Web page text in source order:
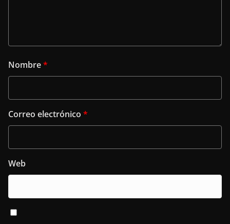
Nombre*
Correo electrónico *
Web